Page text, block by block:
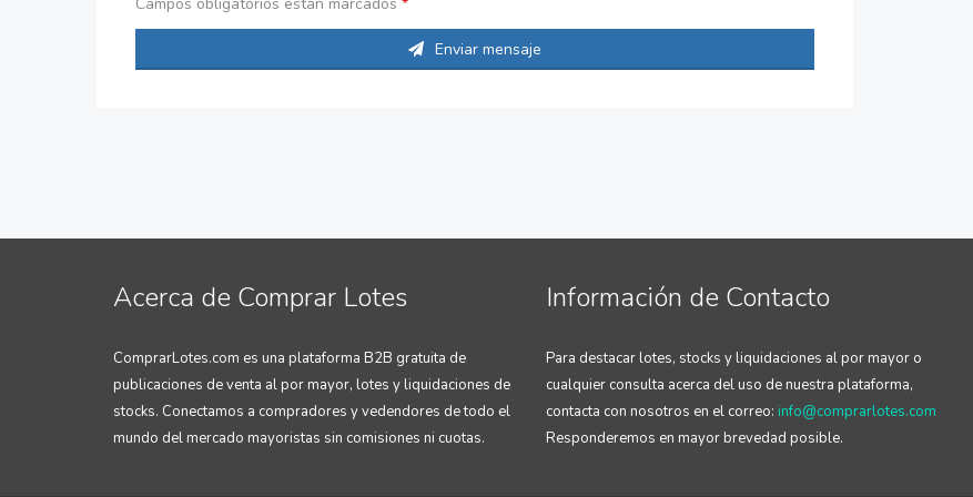
Enviar mensaje
Acerca de Comprar Lotes
ComprarLotes.com es una plataforma B2B gratuita de
publicaciones de venta al por mayor, lotes y liquidaciones de
stocks. Conectamos a compradores y vedendores de todo el
mundo del mercado mayoristas sin comisiones ni cuotas.
Información de Contacto
Para destacar lotes, stocks y liquidaciones al por mayor o
cualquier consulta acerca del uso de nuestra plataforma,
contacta con nosotros en el correo: info@comprarlotes.com
Responderemos en mayor brevedad posible.